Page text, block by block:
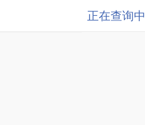
正在查询中